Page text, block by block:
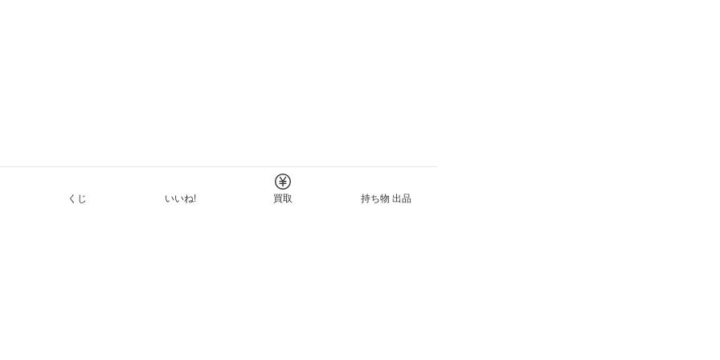
くじ いいね! 買取 持ち物 出品